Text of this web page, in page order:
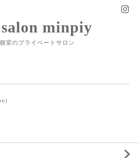
minpiy
室のプライベートサロン